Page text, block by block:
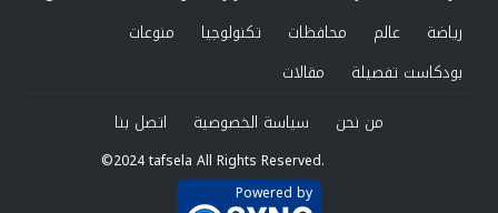
رياضة
عالم محافظات تكنولوجيا
منوعات
بودكاست تفصيلة
مقالات
من نحن
سياسة الخصوصية اتصل بنا
©2024 tafsela All Rights Reserved.
Powered by